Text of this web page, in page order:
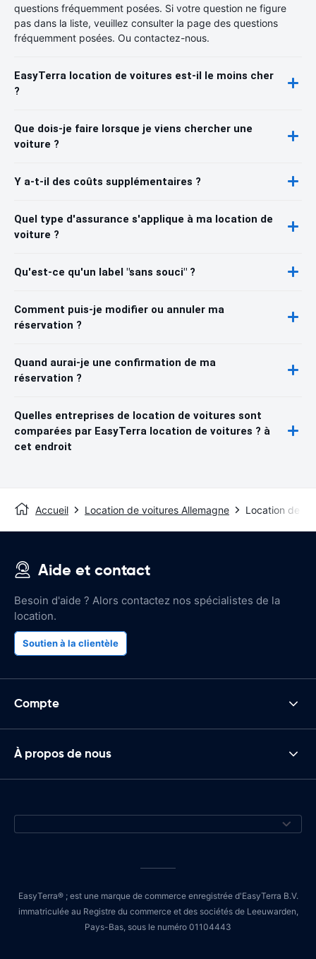
questions fréquemment posées. Si votre question ne figure
pas dans la liste, veuillez consulter la page des questions
fréquemment posées. Ou contactez-nous.
EasyTerra location de voitures est-il le moins cher
?
Que dois-je faire lorsque je viens chercher une
voiture ?
Y a-t-il des coûts supplémentaires ?
Quel type d'assurance s'applique à ma location de
voiture ?
Qu'est-ce qu'un label "sans souci" ?
Comment puis-je modifier ou annuler ma
réservation ?
Quand aurai-je une confirmation de ma
réservation ?
Quelles entreprises de location de voitures sont
comparées par EasyTerra location de voitures ? à
cet endroit
Accueil Location de voitures Allemagne Location de
Aide et contact
Besoin d'aide ? Alors contactez nos spécialistes de la
location.
Soutien à la clientèle
Compte
À propos de nous
EasyTerra® ; est une marque de commerce enregistrée d'EasyTerra B.V.
immatriculée au Registre du commerce et des sociétés de Leeuwarden,
Pays-Bas, sous le numéro 01104443